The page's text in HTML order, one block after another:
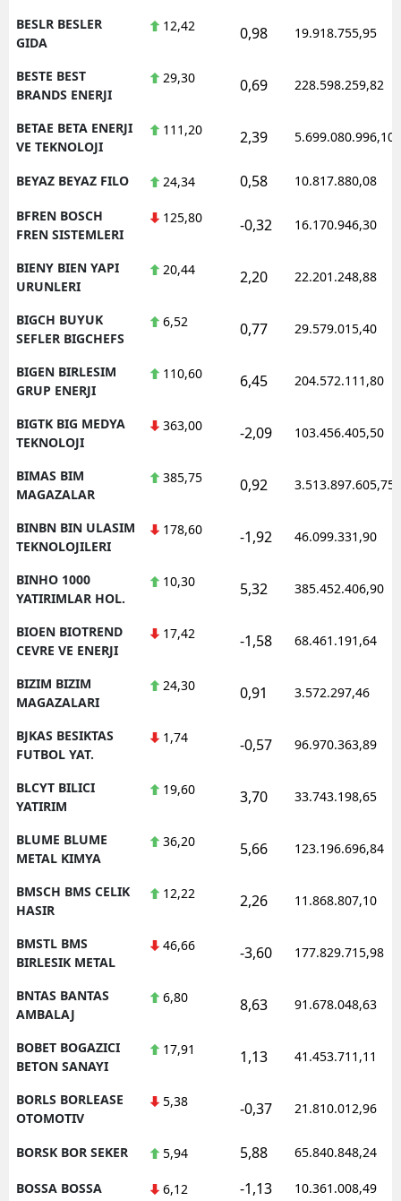
BESLR BESLER
GIDA
12,42 0,98 19.918.755,95
BESTE BEST
BRANDS ENERJI
29,30 0,69 228.598.259,82
BETAE BETA ENERJI
VE TEKNOLOJI
111,20 2,39 5.699.080.996,10
BEYAZ BEYAZ FILO 24,34 0,58 10.817.880,08
BFREN BOSCH
FREN SISTEMLERI
125,80 -0,32 16.170.946,30
BIENY BIEN YAPI
URUNLERI
20,44 2,20 22.201.248,88
BIGCH BUYUK
SEFLER BIGCHEFS
6,52 0,77 29.579.015,40
BIGEN BIRLESIM
GRUP ENERJI
110,60 6,45 204.572.111,80
BIGTK BIG MEDYA
TEKNOLOJI
363,00 -2,09 103.456.405,50
BIMAS BIM
MAGAZALAR
385,75 0,92 3.513.897.605,75
BINBN BIN ULASIM
TEKNOLOJILERI
178,60 -1,92 46.099.331,90
BINHO 1000
YATIRIMLAR HOL.
10,30 5,32 385.452.406,90
BIOEN BIOTREND
CEVRE VE ENERJI
17,42 -1,58 68.461.191,64
BIZIM BIZIM
MAGAZALARI
24,30 0,91 3.572.297,46
BJKAS BESIKTAS
FUTBOL YAT.
1,74 -0,57 96.970.363,89
BLCYT BILICI
YATIRIM
19,60 3,70 33.743.198,65
BLUME BLUME
METAL KIMYA
36,20 5,66 123.196.696,84
BMSCH BMS CELIK
HASIR
12,22 2,26 11.868.807,10
BMSTL BMS
BIRLESIK METAL
46,66 -3,60 177.829.715,98
BNTAS BANTAS
AMBALAJ
6,80 8,63 91.678.048,63
BOBET BOGAZICI
BETON SANAYI
17,91 1,13 41.453.711,11
BORLS BORLEASE
OTOMOTIV
5,38 -0,37 21.810.012,96
BORSK BOR SEKER 5,94 5,88 65.840.848,24
BOSSA BOSSA 6,12 -1,13 10.361.008,49